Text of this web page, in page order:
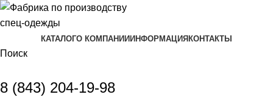
КАТАЛОГО КОМПАНИИ ИНФОРМАЦИЯ КОНТАКТЫ
Поиск
8 (843) 204-19-98